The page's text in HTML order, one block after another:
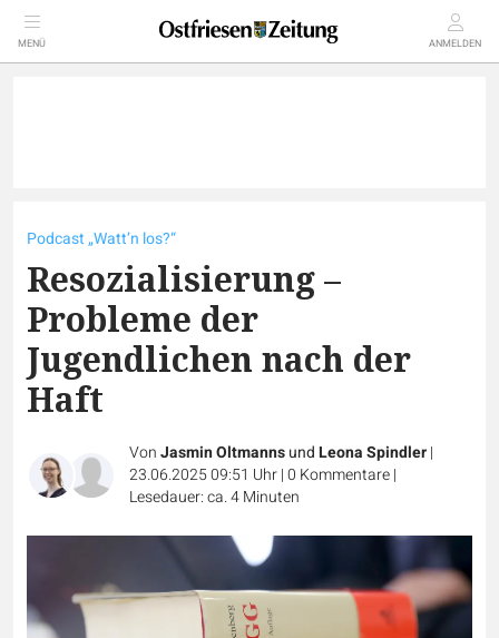
MENÜ ANMELDEN
Podcast „Watt’n los?“
Resozialisierung –
Probleme der
Jugendlichen nach der
Haft
VonJasmin OltmannsundLeona Spindler|
23.06.2025 09:51 Uhr|0 Kommentare|
Lesedauer: ca. 4 Minuten